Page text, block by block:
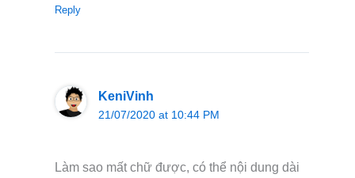
Reply
KeniVinh
21/07/2020 at 10:44 PM
Làm sao mất chữ được, có thể nội dung dài